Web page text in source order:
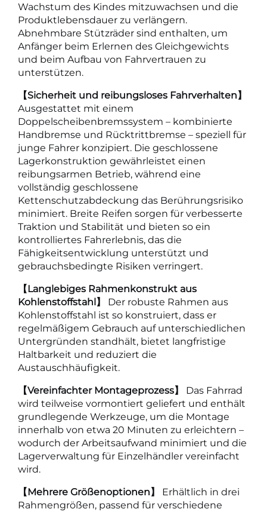
Wachstum des Kindes mitzuwachsen und die
Produktlebensdauer zu verlängern.
Abnehmbare Stützräder sind enthalten, um
Anfänger beim Erlernen des Gleichgewichts
und beim Aufbau von Fahrvertrauen zu
unterstützen.
【Sicherheit und reibungsloses Fahrverhalten】
Ausgestattet mit einem
Doppelscheibenbremssystem – kombinierte
Handbremse und Rücktrittbremse – speziell für
junge Fahrer konzipiert. Die geschlossene
Lagerkonstruktion gewährleistet einen
reibungsarmen Betrieb, während eine
vollständig geschlossene
Kettenschutzabdeckung das Berührungsrisiko
minimiert. Breite Reifen sorgen für verbesserte
Traktion und Stabilität und bieten so ein
kontrolliertes Fahrerlebnis, das die
Fähigkeitsentwicklung unterstützt und
gebrauchsbedingte Risiken verringert.
【Langlebiges Rahmenkonstrukt aus
Kohlenstoffstahl】 Der robuste Rahmen aus
Kohlenstoffstahl ist so konstruiert, dass er
regelmäßigem Gebrauch auf unterschiedlichen
Untergründen standhält, bietet langfristige
Haltbarkeit und reduziert die
Austauschhäufigkeit.
【Vereinfachter Montageprozess】 Das Fahrrad
wird teilweise vormontiert geliefert und enthält
grundlegende Werkzeuge, um die Montage
innerhalb von etwa 20 Minuten zu erleichtern –
wodurch der Arbeitsaufwand minimiert und die
Lagerverwaltung für Einzelhändler vereinfacht
wird.
【Mehrere Größenoptionen】 Erhältlich in drei
Rahmengrößen, passend für verschiedene